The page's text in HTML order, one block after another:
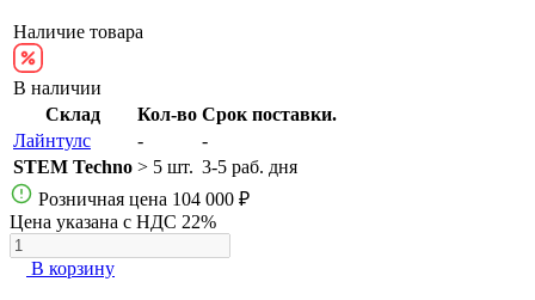
Наличие товара
В наличии
Склад
Кол-во Срок поставки.
Лайнтулс
-
-
STEM Techno > 5 шт. 3-5 раб. дня
Розничная цена 104 000 ₽
Цена указана с НДС 22%
В корзину